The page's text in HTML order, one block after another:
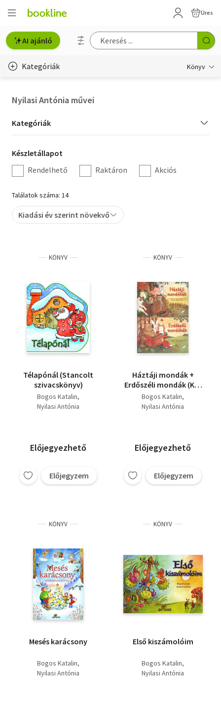
Üres
AI ajánló
Kategóriák Könyv
Hobbi, szabadidő
Irodalom
Művészet
Szakkönyv
Tankönyv, segédkönyv
Társadalomtudomány
Természettudomány
Történelem
Vallás
Nyilasi Antónia művei
Kategória
szűrés
Kategóriák
Készletállapot
szűrés
Készletállapot
Rendelhető
Raktáron Akciós
Találatok száma: 14
Kiadási év szerint növekvő
KÖNYV
Télapónál (Stancolt
szivacskönyv)
Bogos Katalin
Nyilasi Antónia
Előjegyezhető
Előjegyzem
KÖNYV
Háztáji mondák +
Erdőszéli mondák (Két
leporelló)
Bogos Katalin
Nyilasi Antónia
Előjegyezhető
Előjegyzem
KÖNYV
Mesés karácsony
Bogos Katalin
Nyilasi Antónia
KÖNYV
Első kiszámolóim
Bogos Katalin
Nyilasi Antónia